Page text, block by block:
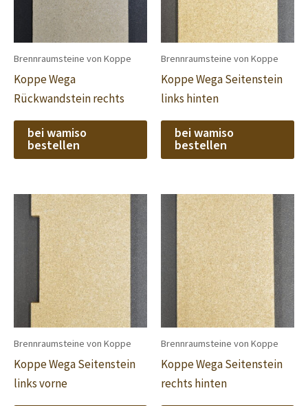
Brennraumsteine von Koppe
Koppe Wega
Rückwandstein rechts
bei wamiso
bestellen
Brennraumsteine von Koppe
Koppe Wega Seitenstein
links hinten
bei wamiso
bestellen
Brennraumsteine von Koppe
Koppe Wega Seitenstein
links vorne
Brennraumsteine von Koppe
Koppe Wega Seitenstein
rechts hinten